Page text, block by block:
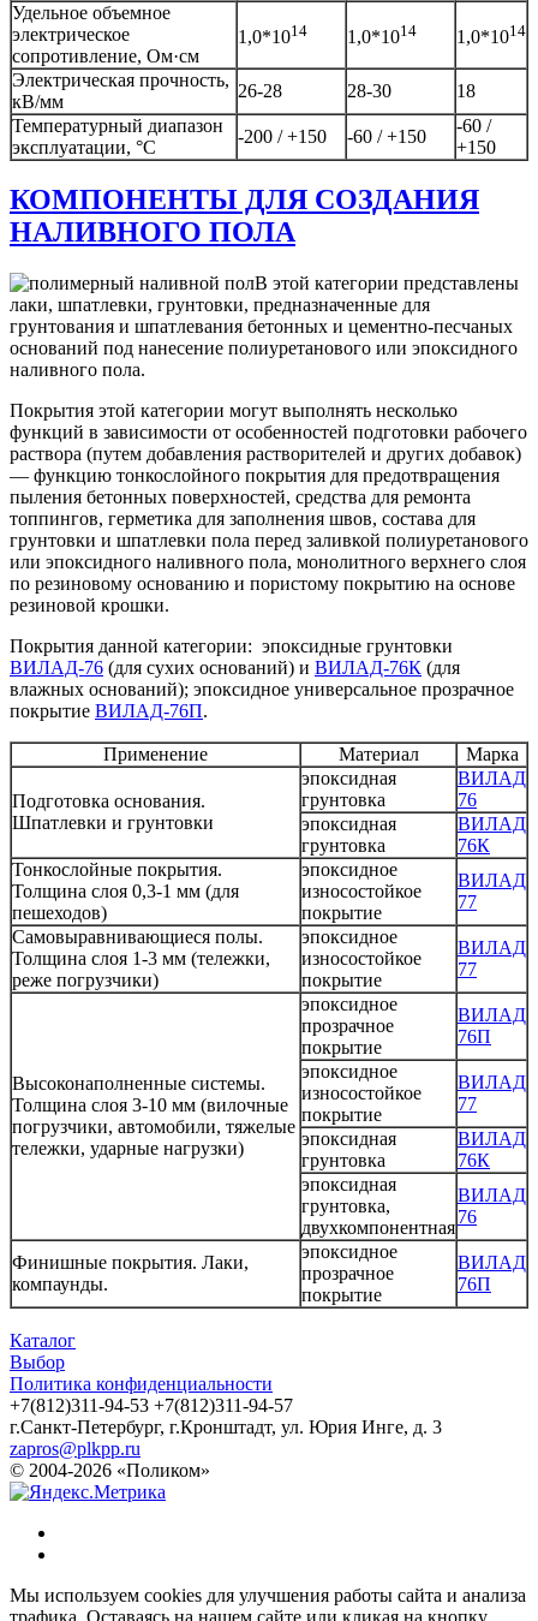
Удельное объемное
электрическое
сопротивление, Ом·см
1,0*1014 1,0*1014 1,0*1014
Электрическая прочность,
кВ/мм
26-28 28-30
18
Температурный диапазон
эксплуатации, °С
-200 / +150 -60 / +150
-60 /
+150
КОМПОНЕНТЫ ДЛЯ СОЗДАНИЯ
НАЛИВНОГО ПОЛА
В этой категории представлены
лаки, шпатлевки, грунтовки, предназначенные для
грунтования и шпатлевания бетонных и цементно-песчаных
оснований под нанесение полиуретанового или эпоксидного
наливного пола.
Покрытия этой категории могут выполнять несколько
функций в зависимости от особенностей подготовки рабочего
раствора (путем добавления растворителей и других добавок)
— функцию тонкослойного покрытия для предотвращения
пыления бетонных поверхностей, средства для ремонта
топпингов, герметика для заполнения швов, состава для
грунтовки и шпатлевки пола перед заливкой полиуретанового
или эпоксидного наливного пола, монолитного верхнего слоя
по резиновому основанию и пористому покрытию на основе
резиновой крошки.
Покрытия данной категории: эпоксидные грунтовки
ВИЛАД-76 (для сухих оснований) и ВИЛАД-76К (для
влажных оснований); эпоксидное универсальное прозрачное
покрытие ВИЛАД-76П.
Применение Материал Марка
Подготовка основания.
Шпатлевки и грунтовки
эпоксидная
грунтовка
ВИЛАД
76
эпоксидная
грунтовка
ВИЛАД
76К
Тонкослойные покрытия.
Толщина слоя 0,3-1 мм (для
пешеходов)
эпоксидное
износостойкое
покрытие
ВИЛАД
77
Самовыравнивающиеся полы.
Толщина слоя 1-3 мм (тележки,
реже погрузчики)
эпоксидное
износостойкое
покрытие
ВИЛАД
77
Высоконаполненные системы.
Толщина слоя 3-10 мм (вилочные
погрузчики, автомобили, тяжелые
тележки, ударные нагрузки)
эпоксидное
прозрачное
покрытие
ВИЛАД
76П
эпоксидное
износостойкое
покрытие
ВИЛАД
77
эпоксидная
грунтовка
ВИЛАД
76К
эпоксидная
грунтовка,
двухкомпонентная
ВИЛАД
76
Финишные покрытия. Лаки,
компаунды.
эпоксидное
прозрачное
покрытие
ВИЛАД
76П
Каталог
Выбор
Политика конфиденциальности
+7(812)311-94-53 +7(812)311-94-57
г.Санкт-Петербург, г.Кронштадт, ул. Юрия Инге, д. 3
zapros@plkpp.ru
© 2004-2026 «Поликом»
Мы используем cookies для улучшения работы сайта и анализа